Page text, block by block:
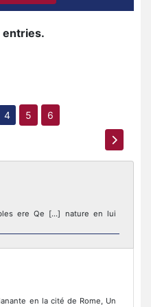
entries.
4 5 6
ere Qe [...] nature en lui
en la cité de Rome, Un